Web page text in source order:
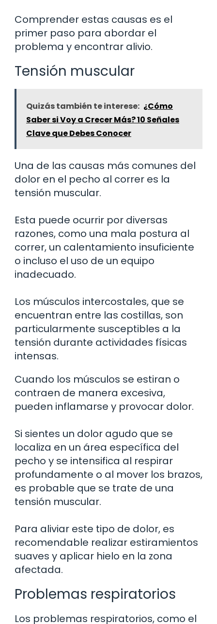
Comprender estas causas es el
primer paso para abordar el
problema y encontrar alivio.
Tensión muscular
Quizás también te interese: ¿Cómo
Saber si Voy a Crecer Más? 10 Señales
Clave que Debes Conocer
Una de las causas más comunes del
dolor en el pecho al correr es la
tensión muscular.
Esta puede ocurrir por diversas
razones, como una mala postura al
correr, un calentamiento insuficiente
o incluso el uso de un equipo
inadecuado.
Los músculos intercostales, que se
encuentran entre las costillas, son
particularmente susceptibles a la
tensión durante actividades físicas
intensas.
Cuando los músculos se estiran o
contraen de manera excesiva,
pueden inflamarse y provocar dolor.
Si sientes un dolor agudo que se
localiza en un área específica del
pecho y se intensifica al respirar
profundamente o al mover los brazos,
es probable que se trate de una
tensión muscular.
Para aliviar este tipo de dolor, es
recomendable realizar estiramientos
suaves y aplicar hielo en la zona
afectada.
Problemas respiratorios
Los problemas respiratorios, como el